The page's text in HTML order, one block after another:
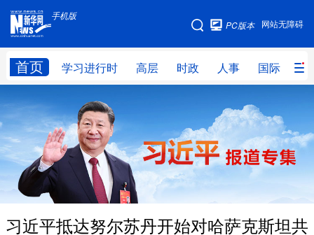
手机版
网站无障碍
PC版本
首页 学习进行时 高层 时政 人事 国际 财
手机版
网站地图
学习进行时 高层
国际 财经 网评 港澳
台湾 思客智库 全球连线 教育
科技 科创
文化 书画 健康 军事
习近平抵达努尔苏丹开始对哈萨克斯坦共